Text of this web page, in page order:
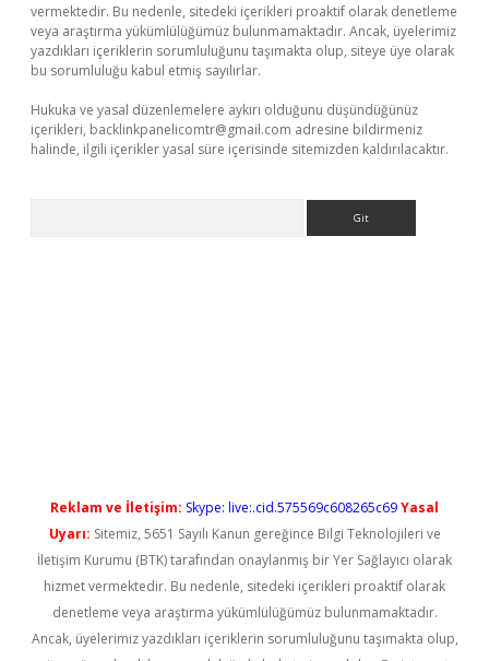
vermektedir. Bu nedenle, sitedeki içerikleri proaktif olarak denetleme
veya araştırma yükümlülüğümüz bulunmamaktadır. Ancak, üyelerimiz
yazdıkları içeriklerin sorumluluğunu taşımakta olup, siteye üye olarak
bu sorumluluğu kabul etmiş sayılırlar.
Hukuka ve yasal düzenlemelere aykırı olduğunu düşündüğünüz
içerikleri, backlinkpanelicomtr@gmail.com adresine bildirmeniz
halinde, ilgili içerikler yasal süre içerisinde sitemizden kaldırılacaktır.
Reklam ve İletişim: Skype: live:.cid.575569c608265c69Yasal
Uyarı: Sitemiz, 5651 Sayılı Kanun gereğince Bilgi Teknolojileri ve
İletişim Kurumu (BTK) tarafından onaylanmış bir Yer Sağlayıcı olarak
hizmet vermektedir. Bu nedenle, sitedeki içerikleri proaktif olarak
denetleme veya araştırma yükümlülüğümüz bulunmamaktadır.
Ancak, üyelerimiz yazdıkları içeriklerin sorumluluğunu taşımakta olup,